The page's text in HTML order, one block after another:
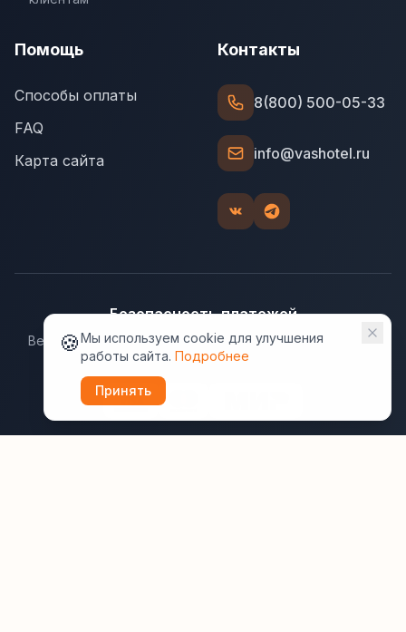
Помощь
Способы оплаты
FAQ
Карта сайта
Контакты
8(800) 500-05-33
info@vashotel.ru
Безопасность платежей
Ведущие платёжные системы гарантируют надёжную
защиту данных.
🍪Мы используем cookie для улучшения
работы сайта. Подробнее
Принять